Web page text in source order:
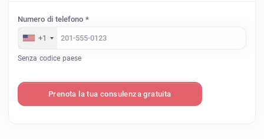
Numero di telefono *
+1
Senza codice paese
Prenota la tua consulenza gratuita